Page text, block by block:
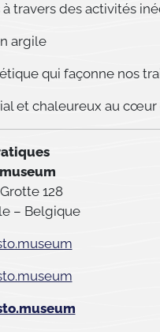
travers des activités
argile
qui façonne nos
et chaleureux au cœur
128
– Belgique